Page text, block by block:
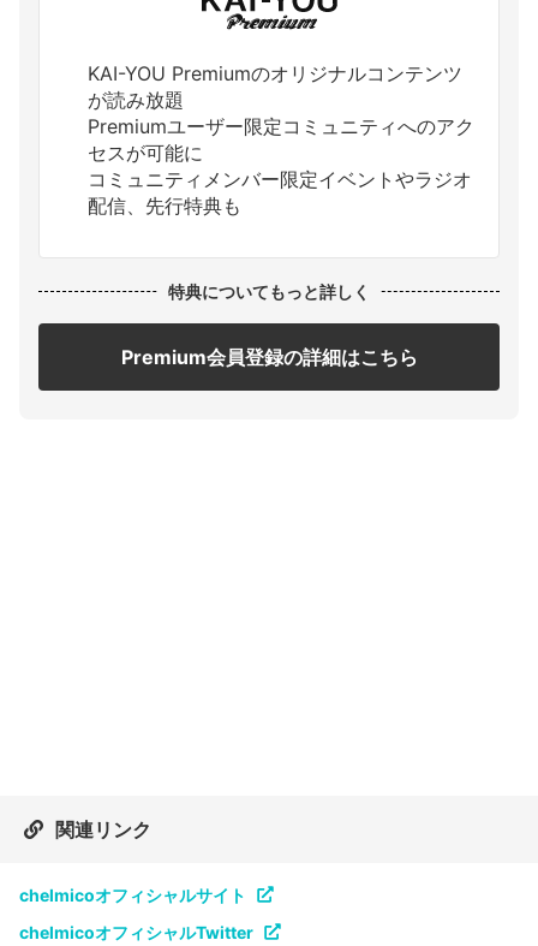
KAI-YOU Premiumのオリジナルコンテンツ
が読み放題
Premiumユーザー限定コミュニティへのアク
セスが可能に
コミュニティメンバー限定イベントやラジオ
配信、先行特典も
特典についてもっと詳しく
Premium会員登録の詳細はこちら
関連リンク
chelmicoオフィシャルサイト
chelmicoオフィシャルTwitter